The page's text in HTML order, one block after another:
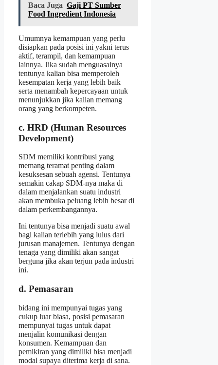
Baca Juga Gaji PT Sumber
Food Ingredient Indonesia
Umumnya kemampuan yang perlu
disiapkan pada posisi ini yakni terus
aktif, terampil, dan kemampuan
lainnya. Jika sudah menguasainya
tentunya kalian bisa memperoleh
kesempatan kerja yang lebih baik
serta menambah kepercayaan untuk
menunjukkan jika kalian memang
orang yang berkompeten.
c. HRD (Human Resources
Development)
SDM memiliki kontribusi yang
memang teramat penting dalam
kesuksesan sebuah agensi. Tentunya
semakin cakap SDM-nya maka di
dalam menjalankan suatu industri
akan membuka peluang lebih besar di
dalam perkembangannya.
Ini tentunya bisa menjadi suatu awal
bagi kalian terlebih yang lulus dari
jurusan manajemen. Tentunya dengan
tenaga yang dimiliki akan sangat
berguna jika akan terjun pada industri
ini.
d. Pemasaran
bidang ini mempunyai tugas yang
cukup luar biasa, posisi pemasaran
mempunyai tugas untuk dapat
menjalin komunikasi dengan
konsumen. Kemampuan dan
pemikiran yang dimiliki bisa menjadi
modal supaya diterima kerja di sana.